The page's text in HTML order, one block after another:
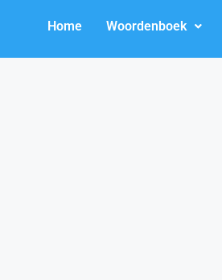
Home Woordenboek